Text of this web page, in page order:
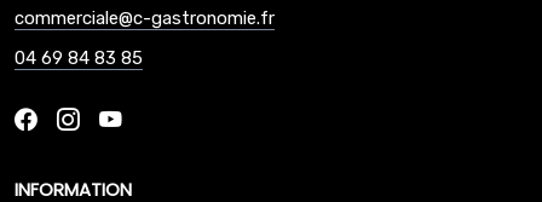
commerciale@c-gastronomie.fr
04 69 84 83 85
INFORMATION